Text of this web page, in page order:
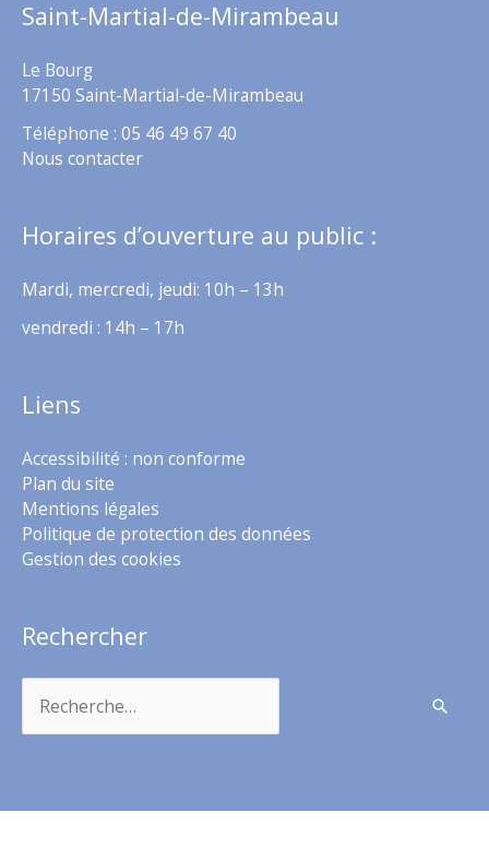
Saint-Martial-de-Mirambeau
Le Bourg
17150 Saint-Martial-de-Mirambeau
Téléphone : 05 46 49 67 40
Nous contacter
Horaires d’ouverture au public :
Mardi, mercredi, jeudi: 10h – 13h
vendredi : 14h – 17h
Liens
Accessibilité : non conforme
Plan du site
Mentions légales
Politique de protection des données
Gestion des cookies
Rechercher